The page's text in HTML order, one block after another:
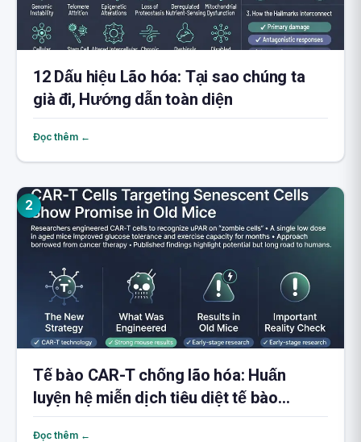
12 Dấu hiệu Lão hóa: Tại sao chúng ta
già đi, Hướng dẫn toàn diện
Đọc thêm ←
2
Tế bào CAR-T chống lão hóa: Huấn
luyện hệ miễn dịch tiêu diệt tế bào
zombie
Đọc thêm ←